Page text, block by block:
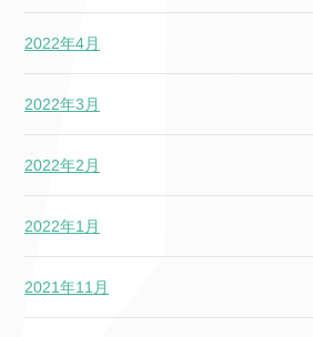
2022年4月
2022年3月
2022年2月
2022年1月
2021年11月